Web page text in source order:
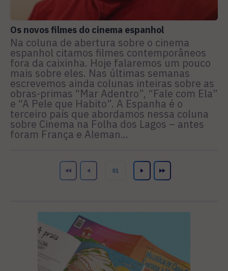
Os novos filmes do cinema espanhol
Na coluna de abertura sobre o cinema
espanhol citamos filmes contemporâneos
fora da caixinha. Hoje falaremos um pouco
mais sobre eles. Nas últimas semanas
escrevemos ainda colunas inteiras sobre as
obras-primas “Mar Adentro”, “Fale com Ela”
e “A Pele que Habito”. A Espanha é o
terceiro país que abordamos nessa coluna
sobre Cinema na Folha dos Lagos – antes
foram França e Aleman...